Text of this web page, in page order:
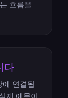
흐름을
다
에 연결됩